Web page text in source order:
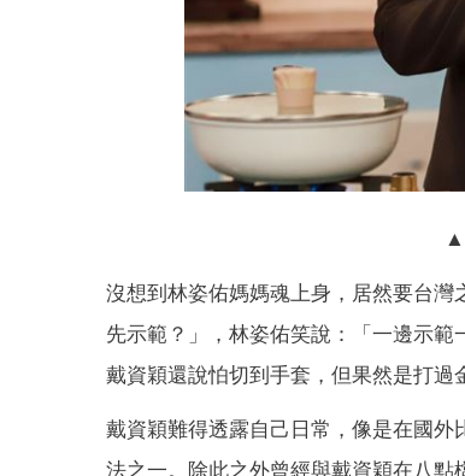
▲
沒想到林姿佑媽媽魂上身，居然要台
先示範？」，林姿佑笑說：「一邊示範
戴資穎還說怕切到手套，但果然是打過
戴資穎難得透露自己日常，像是在國
法之一。除此之外曾經與戴資穎在八